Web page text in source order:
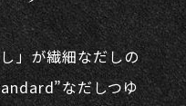
」が繊細なだしの
なだしつゆ